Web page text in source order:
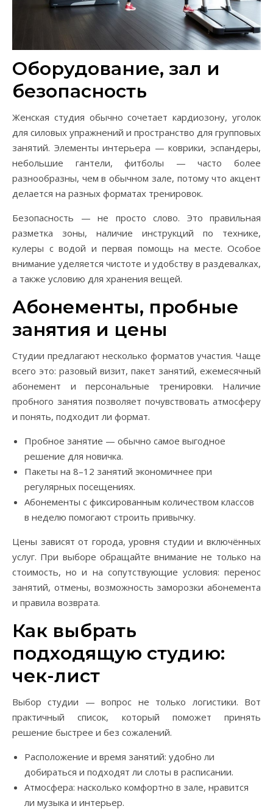
Оборудование, зал и
безопасность
Женская студия обычно сочетает кардиозону, уголок
для силовых упражнений и пространство для групповых
занятий. Элементы интерьера — коврики, эспандеры,
небольшие гантели, фитболы — часто более
разнообразны, чем в обычном зале, потому что акцент
делается на разных форматах тренировок.
Безопасность — не просто слово. Это правильная
разметка зоны, наличие инструкций по технике,
кулеры с водой и первая помощь на месте. Особое
внимание уделяется чистоте и удобству в раздевалках,
а также условию для хранения вещей.
Абонементы, пробные
занятия и цены
Студии предлагают несколько форматов участия. Чаще
всего это: разовый визит, пакет занятий, ежемесячный
абонемент и персональные тренировки. Наличие
пробного занятия позволяет почувствовать атмосферу
и понять, подходит ли формат.
Пробное занятие — обычно самое выгодное
решение для новичка.
Пакеты на 8–12 занятий экономичнее при
регулярных посещениях.
Абонементы с фиксированным количеством классов
в неделю помогают строить привычку.
Цены зависят от города, уровня студии и включённых
услуг. При выборе обращайте внимание не только на
стоимость, но и на сопутствующие условия: перенос
занятий, отмены, возможность заморозки абонемента
и правила возврата.
Как выбрать
подходящую студию:
чек-лист
Выбор студии — вопрос не только логистики. Вот
практичный список, который поможет принять
решение быстрее и без сожалений.
Расположение и время занятий: удобно ли
добираться и подходят ли слоты в расписании.
Атмосфера: насколько комфортно в зале, нравится
ли музыка и интерьер.